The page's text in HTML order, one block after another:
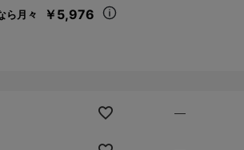
ら月々 ￥5,976
—